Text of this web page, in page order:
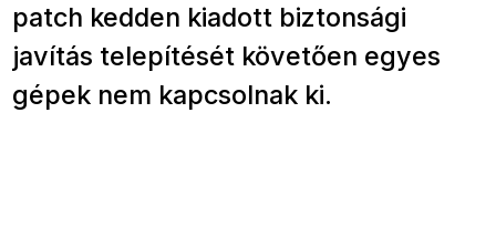
patch kedden kiadott biztonsági
javítás telepítését követően egyes
gépek nem kapcsolnak ki.